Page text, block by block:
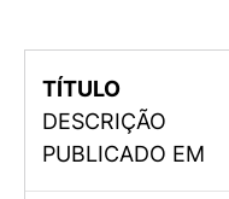
TÍTULO
DESCRIÇÃO
PUBLICADO EM